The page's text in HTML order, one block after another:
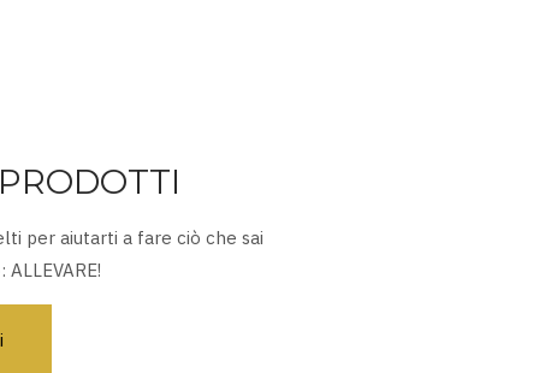
per aiutarti a fare ciò che sai